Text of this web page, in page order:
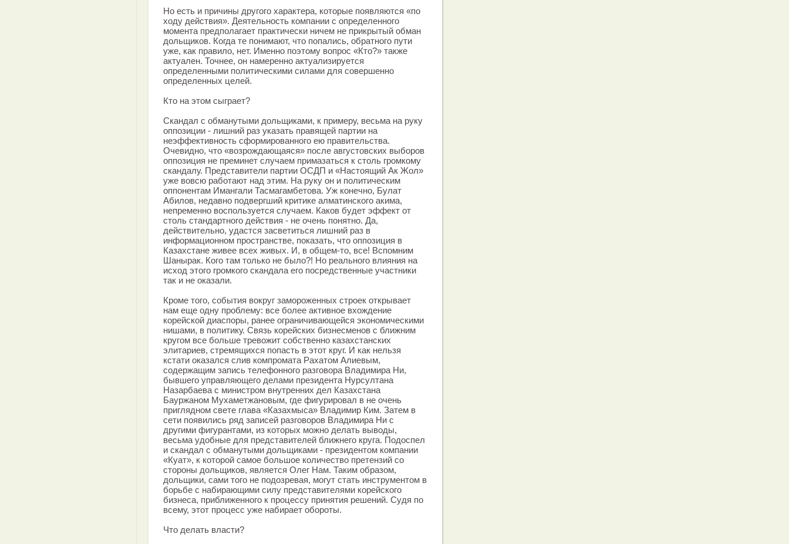
Но есть и причины другого характера, которые появляются «по
ходу действия». Деятельность компании с определенного
момента предполагает практически ничем не прикрытый обман
дольщиков. Когда те понимают, что попались, обратного пути
уже, как правило, нет. Именно поэтому вопрос «Кто?» также
актуален. Точнее, он намеренно актуализируется
определенными политическими силами для совершенно
определенных целей.
Кто на этом сыграет?
Скандал с обманутыми дольщиками, к примеру, весьма на руку
оппозиции - лишний раз указать правящей партии на
неэффективность сформированного ею правительства.
Очевидно, что «возрождающаяся» после августовских выборов
оппозиция не преминет случаем примазаться к столь громкому
скандалу. Представители партии ОСДП и «Настоящий Ак Жол»
уже вовсю работают над этим. На руку он и политическим
оппонентам Имангали Тасмагамбетова. Уж конечно, Булат
Абилов, недавно подвергший критике алматинского акима,
непременно воспользуется случаем. Каков будет эффект от
столь стандартного действия - не очень понятно. Да,
действительно, удастся засветиться лишний раз в
информационном пространстве, показать, что оппозиция в
Казахстане живее всех живых. И, в общем-то, все! Вспомним
Шанырак. Кого там только не было?! Но реального влияния на
исход этого громкого скандала его посредственные участники
так и не оказали.
Кроме того, события вокруг замороженных строек открывает
нам еще одну проблему: все более активное вхождение
корейской диаспоры, ранее ограничивающейся экономическими
нишами, в политику. Связь корейских бизнесменов с ближним
кругом все больше тревожит собственно казахстанских
элитариев, стремящихся попасть в этот круг. И как нельзя
кстати оказался слив компромата Рахатом Алиевым,
содержащим запись телефонного разговора Владимира Ни,
бывшего управляющего делами президента Нурсултана
Назарбаева с министром внутренних дел Казахстана
Бауржаном Мухаметжановым, где фигурировал в не очень
приглядном свете глава «Казахмыса» Владимир Ким. Затем в
сети появились ряд записей разговоров Владимира Ни с
другими фигурантами, из которых можно делать выводы,
весьма удобные для представителей ближнего круга. Подоспел
и скандал с обманутыми дольщиками - президентом компании
«Куат», к которой самое большое количество претензий со
стороны дольщиков, является Олег Нам. Таким образом,
дольщики, сами того не подозревая, могут стать инструментом в
борьбе с набирающими силу представителями корейского
бизнеса, приближенного к процессу принятия решений. Судя по
всему, этот процесс уже набирает обороты.
Что делать власти?